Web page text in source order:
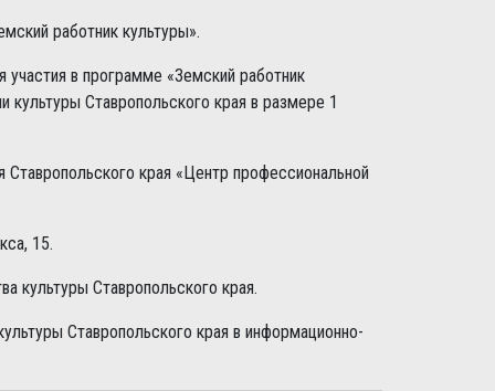
работник культуры».
в программе «Земский работник
культуры Ставропольского края в размере 1
края «Центр профессиональной
15.
культуры Ставропольского края.
Ставропольского края в информационно-